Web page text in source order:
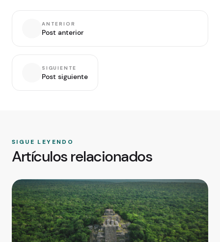
ANTERIOR
Post anterior
SIGUIENTE
Post siguiente
SIGUE LEYENDO
Artículos relacionados